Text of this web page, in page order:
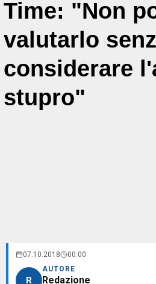
Time: "Non
valutarlo
considerare
stupro"
07.10.2018 00:00
R
AUTORE
Redazione